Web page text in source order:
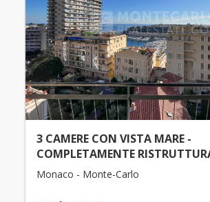
3 CAMERE CON VISTA MARE -
COMPLETAMENTE
Monaco - Monte-Carlo